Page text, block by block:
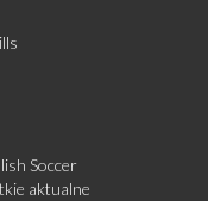
Soccer
aktualne